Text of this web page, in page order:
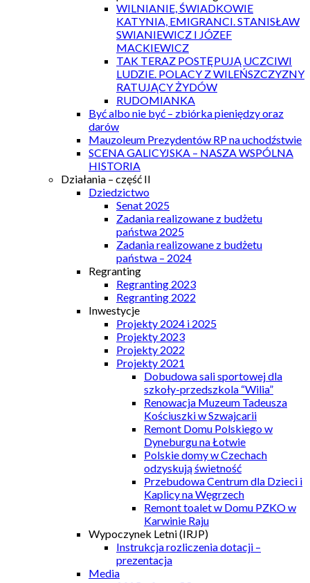
WILNIANIE, ŚWIADKOWIE
KATYNIA, EMIGRANCI. STANISŁAW
SWIANIEWICZ I JÓZEF
MACKIEWICZ
TAK TERAZ POSTĘPUJĄ UCZCIWI
LUDZIE. POLACY Z WILEŃSZCZYZNY
RATUJĄCY ŻYDÓW
RUDOMIANKA
Być albo nie być – zbiórka pieniędzy oraz
darów
Mauzoleum Prezydentów RP na uchodźstwie
SCENA GALICYJSKA – NASZA WSPÓLNA
HISTORIA
Działania – część II
Dziedzictwo
Senat 2025
Zadania realizowane z budżetu
państwa 2025
Zadania realizowane z budżetu
państwa – 2024
Regranting
Regranting 2023
Regranting 2022
Inwestycje
Projekty 2024 i 2025
Projekty 2023
Projekty 2022
Projekty 2021
Dobudowa sali sportowej dla
szkoły-przedszkola “Wilia”
Renowacja Muzeum Tadeusza
Kościuszki w Szwajcarii
Remont Domu Polskiego w
Dyneburgu na Łotwie
Polskie domy w Czechach
odzyskują świetność
Przebudowa Centrum dla Dzieci i
Kaplicy na Węgrzech
Remont toalet w Domu PZKO w
Karwinie Raju
Wypoczynek Letni (IRJP)
Instrukcja rozliczenia dotacji –
prezentacja
Media